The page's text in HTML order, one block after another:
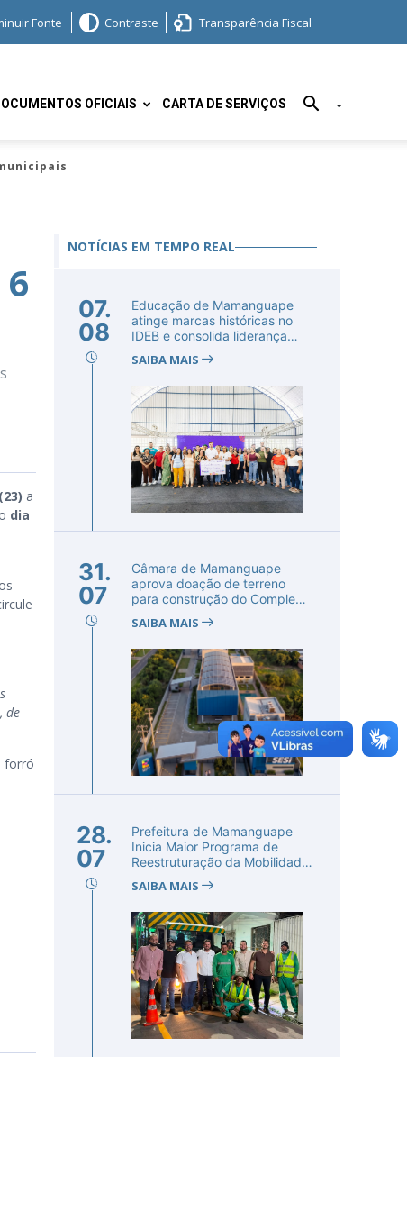
Fonte Contraste Transparência Fiscal
OFICIAIS CARTA DE SERVIÇOS
a
dia
de
forró
NOTÍCIAS EM TEMPO REAL
07.
08
Educação de Mamanguape
atinge marcas históricas no
IDEB e consolida liderança
SAIBA MAIS
31.
07
Câmara de Mamanguape
aprova doação de terreno
para construção do Complexo
SAIBA MAIS
28.
07
Prefeitura de Mamanguape
Inicia Maior Programa de
Reestruturação da Mobilidade
SAIBA MAIS